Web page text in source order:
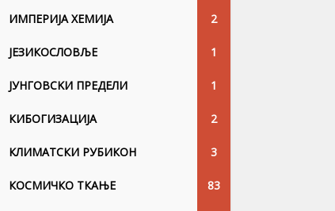
ИМПЕРИЈА ХЕМИЈА 2
ЈЕЗИКОСЛОВЉЕ 1
ЈУНГОВСKИ ПРЕДЕЛИ 1
КИБОГИЗАЦИЈА 2
КЛИМАТСКИ РУБИКОН 3
КОСМИЧКО ТКАЊЕ 83